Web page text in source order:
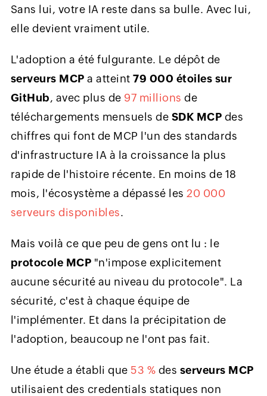
Sans lui, votre IA reste dans sa bulle. Avec lui,
elle devient vraiment utile.
L'adoption a été fulgurante. Le dépôt de
serveurs MCP a atteint79 000 étoiles sur
GitHub, avec plus de 97 millions de
téléchargements mensuels de SDK MCP des
chiffres qui font de MCP l'un des standards
d'infrastructure IA à la croissance la plus
rapide de l'histoire récente. En moins de 18
mois, l'écosystème a dépassé les 20 000
serveurs disponibles.
Mais voilà ce que peu de gens ont lu : le
protocole MCP "n'impose explicitement
aucune sécurité au niveau du protocole". La
sécurité, c'est à chaque équipe de
l'implémenter. Et dans la précipitation de
l'adoption, beaucoup ne l'ont pas fait.
Une étude a établi que 53 % des serveurs MCP
utilisaient des credentials statiques non